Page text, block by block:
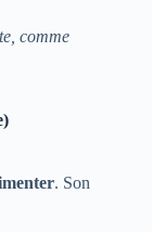
comme
. Son